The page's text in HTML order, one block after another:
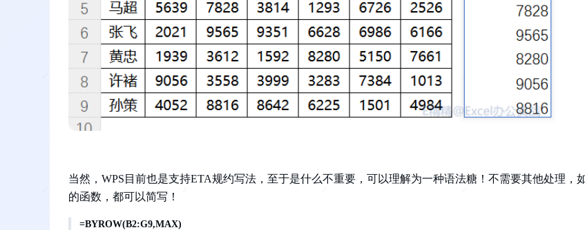
当然，WPS目前也是支持ETA规约写法，至于是什么不重要，可以理解为一种语法糖！不需要其他处理，
的函数，都可以简写！
=BYROW(B2:G9,MAX)